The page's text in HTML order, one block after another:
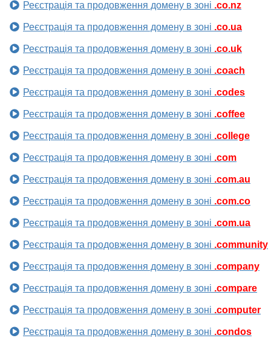
Реєстрація та продовження домену в зоні .co.nz
Реєстрація та продовження домену в зоні .co.ua
Реєстрація та продовження домену в зоні .co.uk
Реєстрація та продовження домену в зоні .coach
Реєстрація та продовження домену в зоні .codes
Реєстрація та продовження домену в зоні .coffee
Реєстрація та продовження домену в зоні .college
Реєстрація та продовження домену в зоні .com
Реєстрація та продовження домену в зоні .com.au
Реєстрація та продовження домену в зоні .com.co
Реєстрація та продовження домену в зоні .com.ua
Реєстрація та продовження домену в зоні .community
Реєстрація та продовження домену в зоні .company
Реєстрація та продовження домену в зоні .compare
Реєстрація та продовження домену в зоні .computer
Реєстрація та продовження домену в зоні .condos